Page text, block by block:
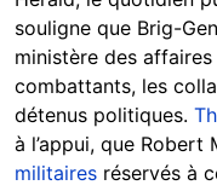
souligne que Brig-
ministère des
combattants, les
détenus politiques.
à l’appui, que Robert
militaires réservés à